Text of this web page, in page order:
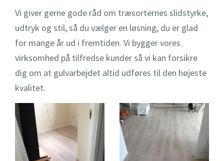
Vi giver gerne gode råd om træsorternes slidstyrke,
udtryk og stil, så du vælger en løsning, du er glad
for mange år ud i fremtiden. Vi bygger vores
virksomhed på tilfredse kunder så vi kan forsikre
dig om at gulvarbejdet altid udføres til den højeste
kvalitet.